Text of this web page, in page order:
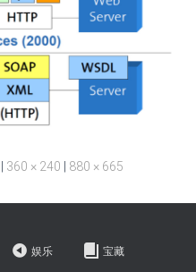
360 × 240 880 × 665
娱乐 宝藏